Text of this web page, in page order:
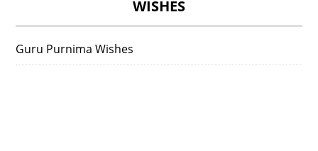
WISHES
Guru Purnima Wishes